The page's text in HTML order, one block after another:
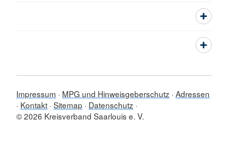
Impressum MPG und Hinweisgeberschutz Adressen
Kontakt Sitemap
Datenschutz
© 2026 Kreisverband Saarlouis e. V.